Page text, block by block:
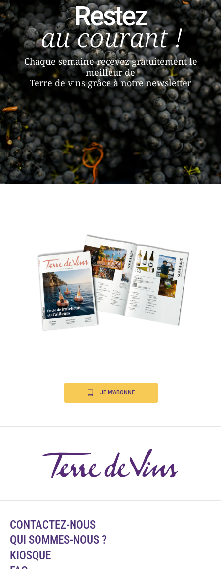
Restez
au courant !
Chaque semaine recevez gratuitement le
meilleur de
Terre de vins grâce à notre newsletter
JE M'ABONNE
CONTACTEZ-NOUS
QUI SOMMES-NOUS ?
KIOSQUE